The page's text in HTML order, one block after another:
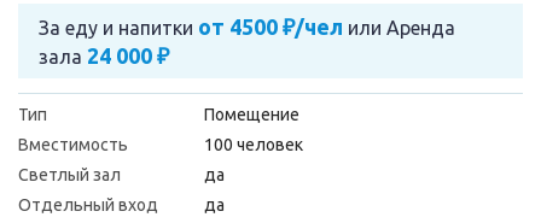
За еду и напитки от 4500 ₽/чел или Аренда
зала 24 000 ₽
Тип
Помещение
Вместимость
100 человек
Светлый зал
да
Отдельный вход
да